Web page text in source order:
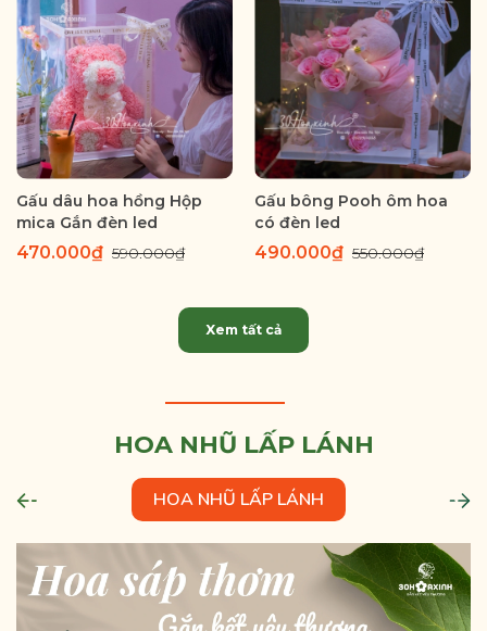
Gấu dâu hoa hồng Hộp
mica Gắn đèn led
470.000₫ 590.000₫
Gấu bông Pooh ôm hoa
có đèn led
490.000₫ 550.000₫
Xem tất cả
HOA NHŨ LẤP LÁNH
HOA NHŨ LẤP LÁNH